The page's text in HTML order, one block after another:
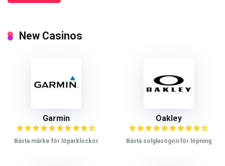
New Casinos
Garmin
Bästa märke för löparklockor
Oakley
Bästa solglasögon för löpning